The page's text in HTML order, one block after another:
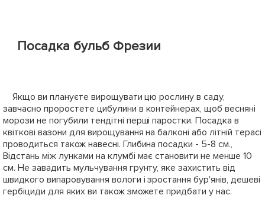
Посадка бульб Фрезии
Якщо ви плануєте вирощувати цю рослину в саду,
завчасно проростете цибулини в контейнерах, щоб весняні
морози не погубили тендітні перші паростки. Посадка в
квіткові вазони для вирощування на балконі або літній терасі
проводиться також навесні. Глибина посадки - 5-8 см.,
Відстань між лунками на клумбі має становити не менше 10
см. Не завадить мульчування грунту, яке захистить від
швидкого випаровування вологи і зростання бур'янів, дешеві
гербіциди для яких ви також зможете придбати у нас.